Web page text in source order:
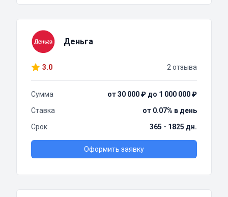
Деньга
3.0 2 отзыва
Сумма
от 30 000 ₽ до 1 000 000 ₽
Ставка
от 0.07% в день
Срок
365 - 1825 дн.
Оформить заявку